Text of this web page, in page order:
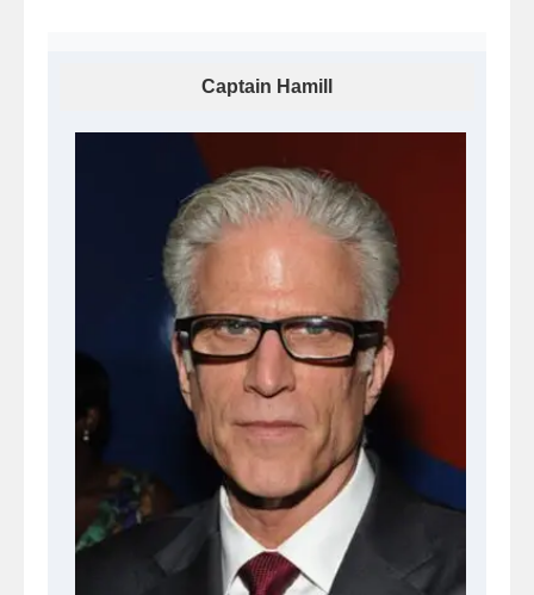
Captain Hamill